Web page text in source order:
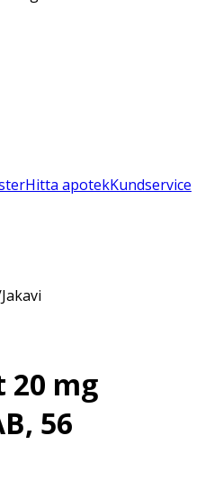
Hitta apotekKundservice
Jakavi
20 mg
56